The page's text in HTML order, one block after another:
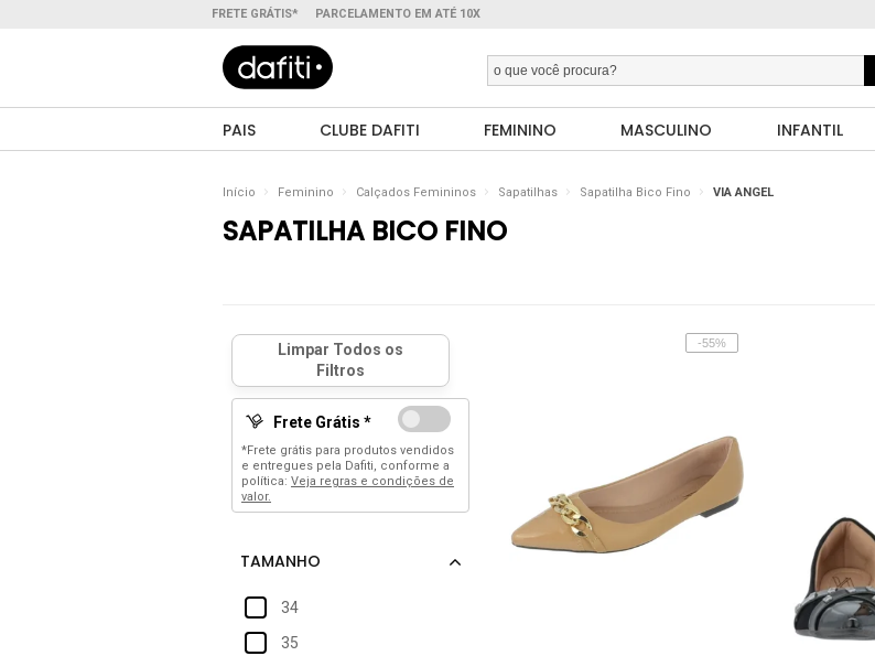
FRETE GRÁTIS* PARCELAMENTO EM ATÉ 10X
PAIS CLUBE DAFITI FEMININO MASCULINO INFANTIL
Início Feminino Calçados Femininos Sapatilhas Sapatilha Bico Fino VIA ANGEL
SAPATILHA BICO FINO
Frete Grátis *
*Frete grátis para produtos vendidos
e entregues pela Dafiti, conforme a
política: Veja regras e condições de
valor.
34
35
-55%